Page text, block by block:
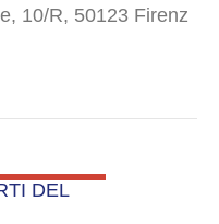
10/R, 50123 Firenz